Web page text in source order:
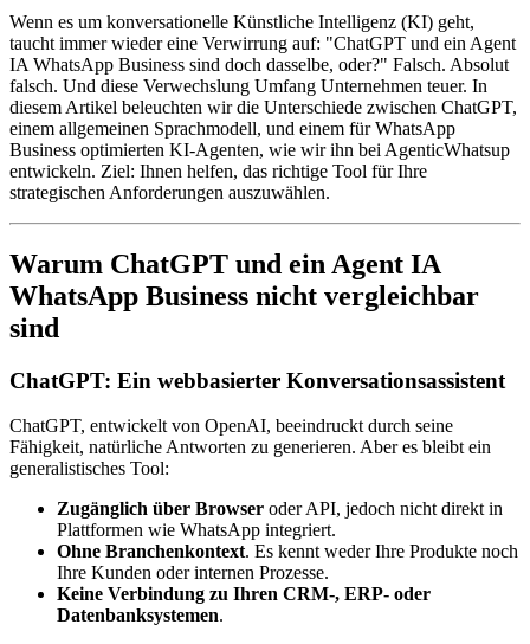
Wenn es um konversationelle Künstliche Intelligenz (KI) geht,
taucht immer wieder eine Verwirrung auf: "ChatGPT und ein Agent
IA WhatsApp Business sind doch dasselbe, oder?" Falsch. Absolut
falsch. Und diese Verwechslung Umfang Unternehmen teuer. In
diesem Artikel beleuchten wir die Unterschiede zwischen ChatGPT,
einem allgemeinen Sprachmodell, und einem für WhatsApp
Business optimierten KI-Agenten, wie wir ihn bei AgenticWhatsup
entwickeln. Ziel: Ihnen helfen, das richtige Tool für Ihre
strategischen Anforderungen auszuwählen.
Warum ChatGPT und ein Agent IA
WhatsApp Business nicht vergleichbar
sind
ChatGPT: Ein webbasierter Konversationsassistent
ChatGPT, entwickelt von OpenAI, beeindruckt durch seine
Fähigkeit, natürliche Antworten zu generieren. Aber es bleibt ein
generalistisches Tool:
Zugänglich über Browser oder API, jedoch nicht direkt in
Plattformen wie WhatsApp integriert.
Ohne Branchenkontext. Es kennt weder Ihre Produkte noch
Ihre Kunden oder internen Prozesse.
Keine Verbindung zu Ihren CRM-, ERP- oder
Datenbanksystemen.